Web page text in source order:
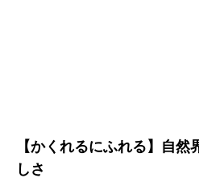
【かくれるにふれる】自
しさ